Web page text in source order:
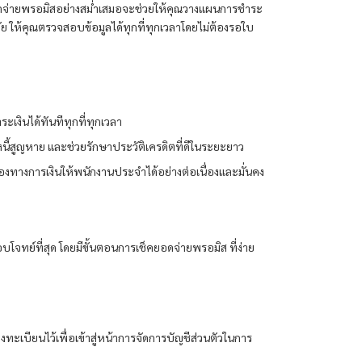
ายพรอมิสอย่างสม่ำเสมอจะช่วยให้คุณวางแผนการชำระ
ห้คุณตรวจสอบข้อมูลได้ทุกที่ทุกเวลาโดยไม่ต้องรอใบ
ะเงินได้ทันทีทุกที่ทุกเวลา
สูญหาย และช่วยรักษาประวัติเครดิตที่ดีในระยะยาว
างการเงินให้พนักงานประจำได้อย่างต่อเนื่องและมั่นคง
โจทย์ที่สุด โดยมีขั้นตอนการเช็คยอดจ่ายพรอมิสที่ง่าย
ะเบียนไว้เพื่อเข้าสู่หน้าการจัดการบัญชีส่วนตัวในการ